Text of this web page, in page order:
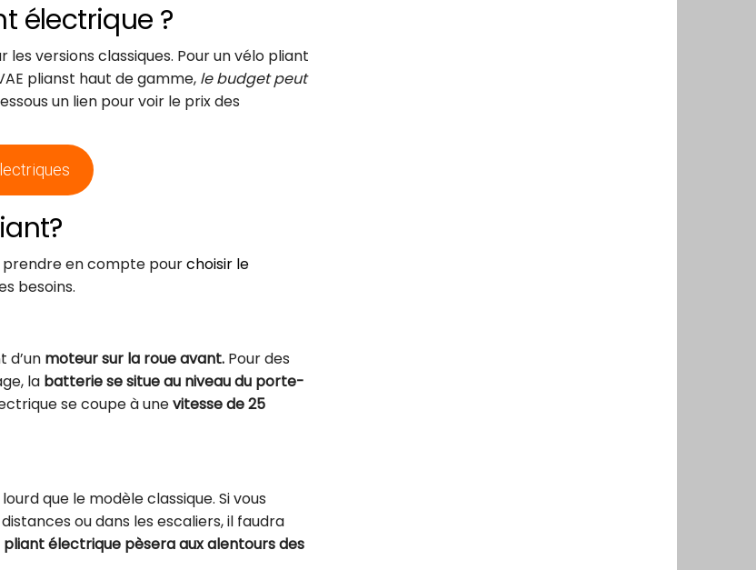
électrique ?
versions classiques. Pour un vélo pliant
plianst haut de gamme, le budget peut
un lien pour voir le prix des
prendre en compte pourchoisir le
besoins.
d’un moteur sur la roue avant. Pour des
la batterie se situe au niveau du porte-
se coupe à unevitesse de 25
que le modèle classique. Si vous
ou dans les escaliers, il faudra
pliant électrique pèsera aux alentours des